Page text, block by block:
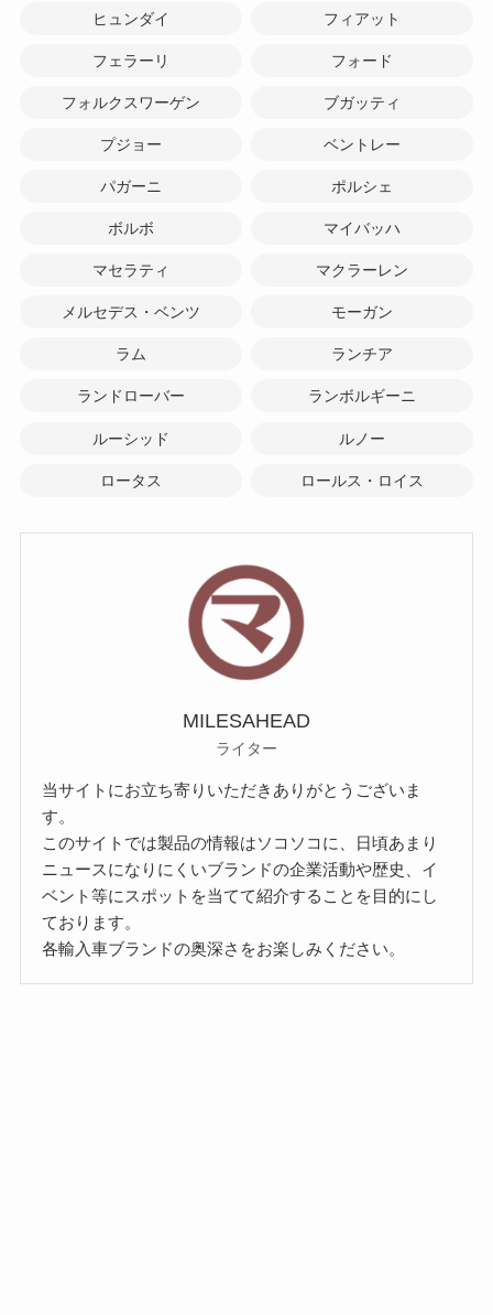
ヒュンダイ フィアット
フェラーリ フォード
フォルクスワーゲン ブガッティ
プジョー ベントレー
パガーニ ポルシェ
ボルボ マイバッハ
マセラティ マクラーレン
メルセデス・ベンツ モーガン
ラム ランチア
ランドローバー ランボルギーニ
ルーシッド ルノー
ロータス ロールス・ロイス
MILESAHEAD
ライター
当サイトにお立ち寄りいただきありがとうございま
す。
このサイトでは製品の情報はソコソコに、日頃あまり
ニュースになりにくいブランドの企業活動や歴史、イ
ベント等にスポットを当てて紹介することを目的にし
ております。
各輸入車ブランドの奥深さをお楽しみください。